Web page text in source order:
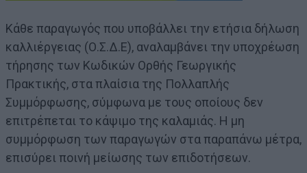
Κάθε παραγωγός που υποβάλλει την ετήσια δήλωση
καλλιέργειας (Ο.Σ.Δ.Ε), αναλαμβάνει την υποχρέωση
τήρησης των Κωδικών Ορθής Γεωργικής
Πρακτικής, στα πλαίσια της Πολλαπλής
Συμμόρφωσης, σύμφωνα με τους οποίους δεν
επιτρέπεται το κάψιμο της καλαμιάς. Η μη
συμμόρφωση των παραγωγών στα παραπάνω μέτρα,
επισύρει ποινή μείωσης των επιδοτήσεων.